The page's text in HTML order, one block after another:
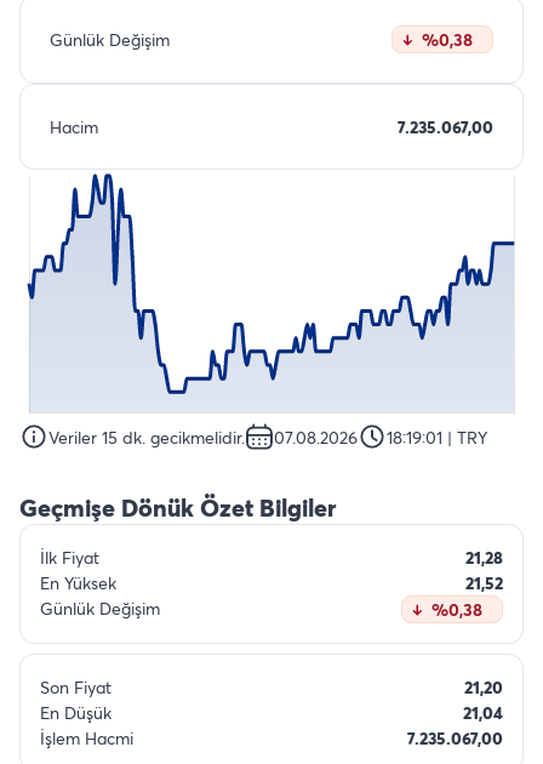
Günlük Değişim %0,38
Hacim 7.235.067,00
Veriler 15 dk. gecikmelidir. 07.08.2026 18:19:01 | TRY
Geçmişe Dönük Özet Bilgiler
İlk Fiyat
21,28
En Yüksek
21,52
Günlük Değişim
%0,38
Son Fiyat
21,20
En Düşük
21,04
İşlem Hacmi
7.235.067,00